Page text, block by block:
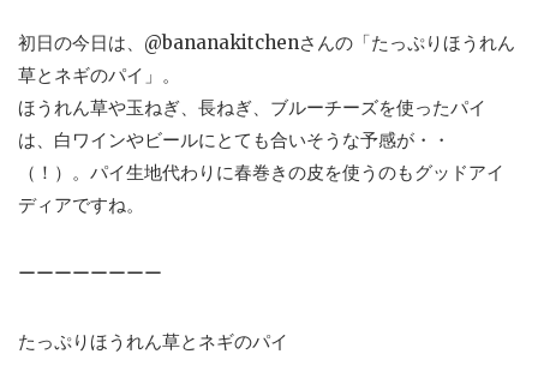
初日の今日は、@bananakitchenさんの「たっぷりほうれん
草とネギのパイ」。
ほうれん草や玉ねぎ、長ねぎ、ブルーチーズを使ったパイ
は、白ワインやビールにとても合いそうな予感が・・
（！）。パイ生地代わりに春巻きの皮を使うのもグッドアイ
ディアですね。
ーーーーーーーー
たっぷりほうれん草とネギのパイ